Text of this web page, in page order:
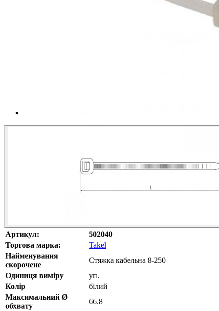
Артикул:
502040
Торгова марка:
Takel
Найменування
скорочене
Стяжка кабельна 8-250
Одиниця виміру
уп.
Колір
білий
Максимальний Ø
обхвату
66.8